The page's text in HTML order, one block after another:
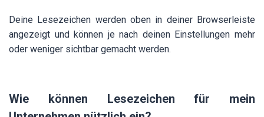
Deine Lesezeichen werden oben in deiner Browserleiste
angezeigt und können je nach deinen Einstellungen mehr
oder weniger sichtbar gemacht werden.
Wie können Lesezeichen für mein